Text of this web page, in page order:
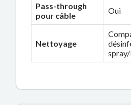
Pass-through
pour câble
Oui
Nettoyage